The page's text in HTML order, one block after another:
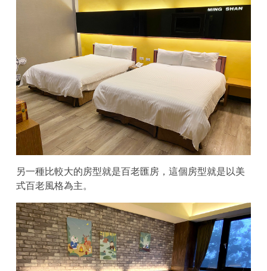
另一種比較大的房型就是百老匯房，這個房型就是以美
式百老風格為主。